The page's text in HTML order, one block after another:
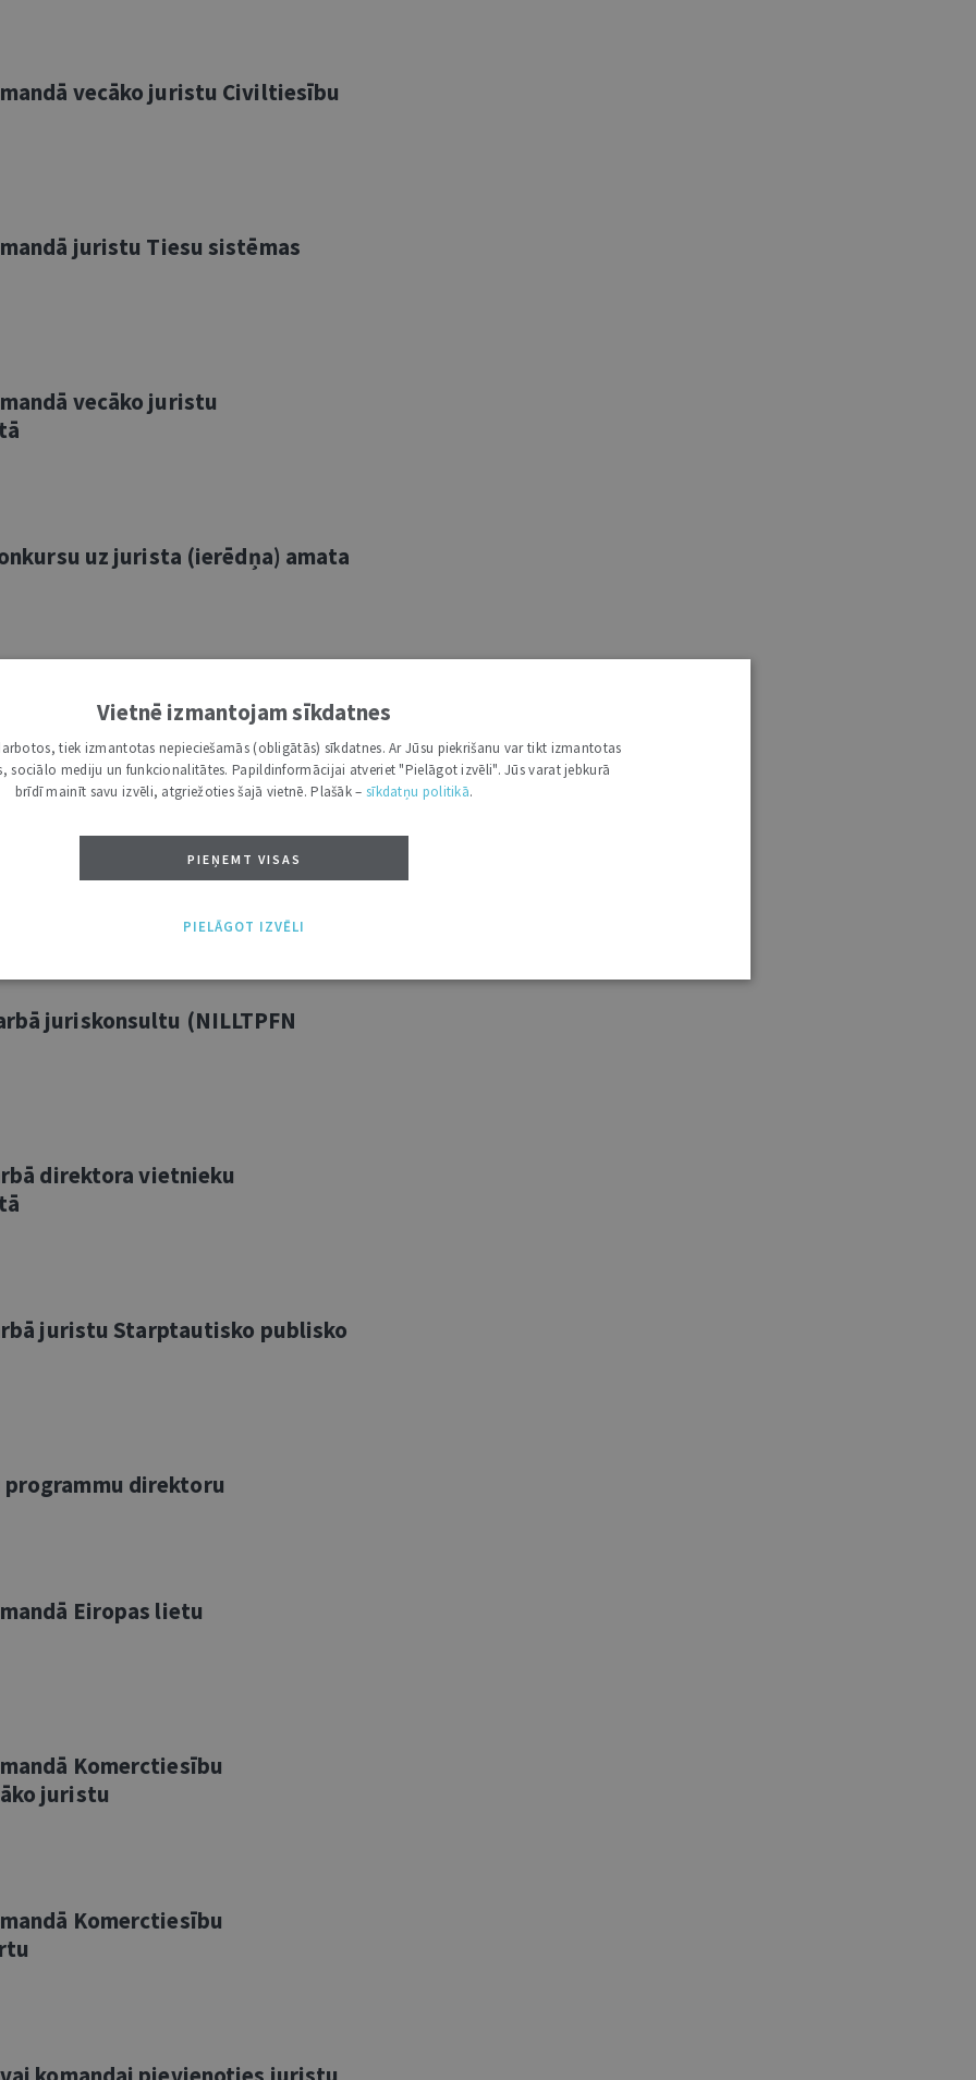
vecāko juristu Civiltiesību
juristu Tiesu sistēmas
vecāko juristu
uz jurista (ierēdņa) amata
prokurora palīga amatu Nodokļu
Nodokļu un muitas lietu
juriskonsultu (NILLTPFN
direktora vietnieku
juristu Starptautisko publisko
programmu direktoru
Eiropas lietu
Komerctiesību
juristu
Komerctiesību
Vietnē izmantojam sīkdatnes
tiek izmantotas nepieciešamās (obligātās) sīkdatnes. Ar Jūsu piekrišanu var tikt izmantotas
sociālo mediju un funkcionalitātes. Papildinformācijai atveriet "Pielāgot izvēli". Jūs varat jebkurā
brīdī mainīt savu izvēli, atgriežoties šajā vietnē. Plašāk – sīkdatņu politikā.
PIEŅEMT VISAS
PIELĀGOT IZVĒLI